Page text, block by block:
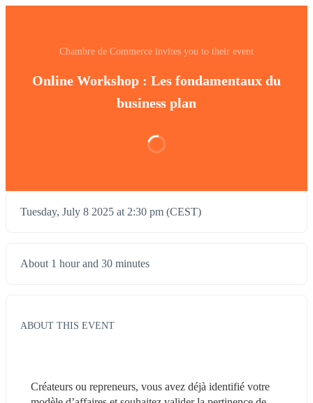
Chambre de Commerce invites you to their event
Online Workshop : Les fondamentaux du
business plan
Tuesday, July 8 2025 at 2:30 pm (CEST)
About 1 hour and 30 minutes
ABOUT THIS EVENT
Créateurs ou repreneurs, vous avez déjà identifié votre